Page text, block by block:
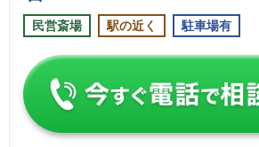
民営斎場 駅の近く 駐車場有